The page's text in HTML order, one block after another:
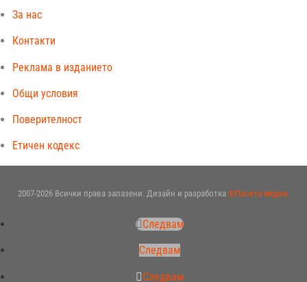
За нас
Контакти
Реклама в изданието
Общи условия
Поверителност
Етичен кодекс
2007-2026 Всички права запазени. Дизайн и разработка ©Пасита медиа.
Следвам
Следвам
Следвам